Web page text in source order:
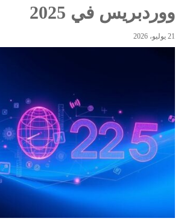
ووردبريس في 2025
21 يوليو، 2026